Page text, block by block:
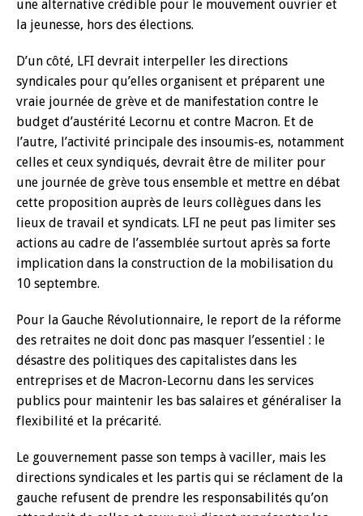
une alternative crédible pour le mouvement ouvrier et
la jeunesse, hors des élections.
D’un côté, LFI devrait interpeller les directions
syndicales pour qu’elles organisent et préparent une
vraie journée de grève et de manifestation contre le
budget d’austérité Lecornu et contre Macron. Et de
l’autre, l’activité principale des insoumis-es, notamment
celles et ceux syndiqués, devrait être de militer pour
une journée de grève tous ensemble et mettre en débat
cette proposition auprès de leurs collègues dans les
lieux de travail et syndicats. LFI ne peut pas limiter ses
actions au cadre de l’assemblée surtout après sa forte
implication dans la construction de la mobilisation du
10 septembre.
Pour la Gauche Révolutionnaire, le report de la réforme
des retraites ne doit donc pas masquer l’essentiel : le
désastre des politiques des capitalistes dans les
entreprises et de Macron-Lecornu dans les services
publics pour maintenir les bas salaires et généraliser la
flexibilité et la précarité.
Le gouvernement passe son temps à vaciller, mais les
directions syndicales et les partis qui se réclament de la
gauche refusent de prendre les responsabilités qu’on